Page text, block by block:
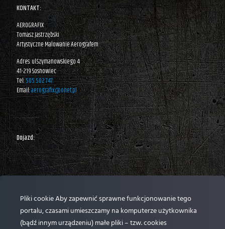
KONTAKT:
AEROGRAFIX
Tomasz Jastrzębski
Artystyczne Malowanie Aerografem
Adres: ul.Szymanowskiego 4
41-219 Sosnowiec
Tel:505 502 747
Email:aerografix@onet.pl
Dojazd:
Pliki cookie Aby zapewnić sprawne funkcjonowanie tego
portalu, czasami umieszczamy na komputerze użytkownika
(bądź innym urządzeniu) małe pliki – tzw. cookies